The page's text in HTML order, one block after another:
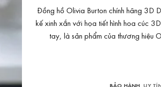
Đồng hồ Olivia Burton chính hãng 3D
kế xinh xắn với họa tiết hình hoa cúc
tay, là sản phẩm của thương hiệu
BẢO HÀNH UY